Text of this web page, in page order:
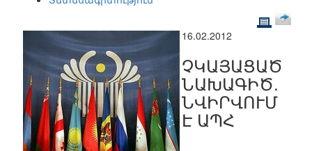
16.02.2012
ՉԿԱՅԱՑԱԾ
ՆԱԽԱԳԻԾ.
ՆՎԻՐՎՈՒՄ
Է ԱՊՀ